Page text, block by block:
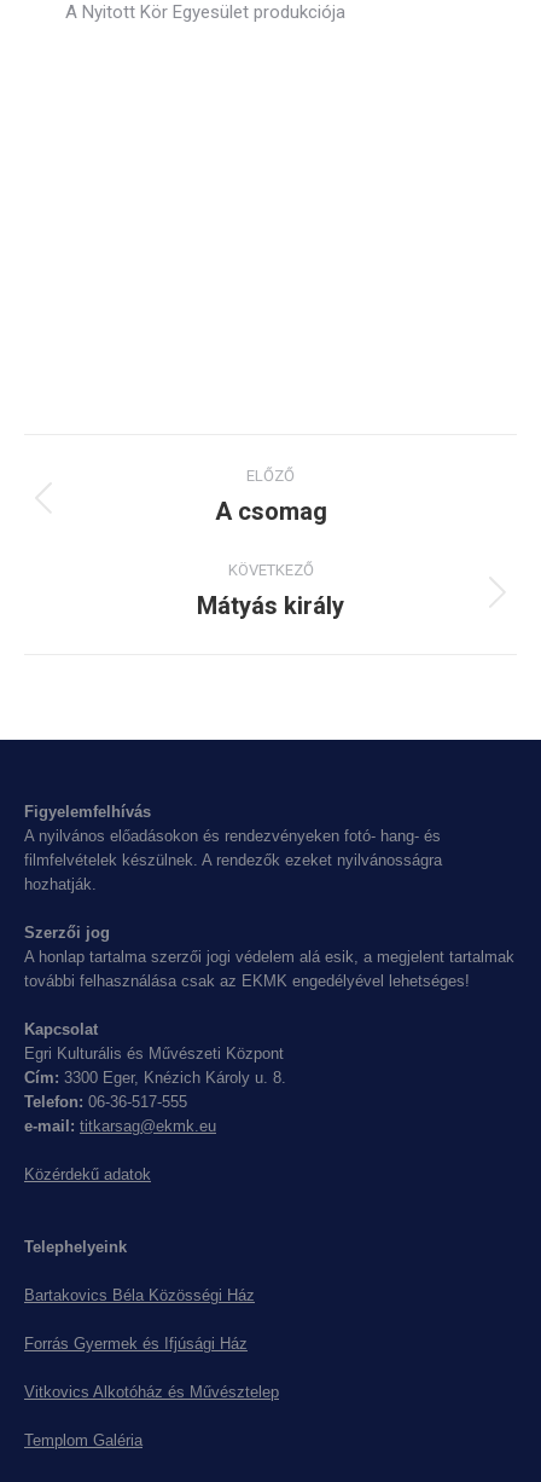
A Nyitott Kör Egyesület produkciója
navigation
ELŐZŐ
Previous
A csomag
KÖVETKEZŐ
Next
Mátyás király
Figyelemfelhívás
A nyilvános előadásokon és rendezvényeken fotó- hang- és
filmfelvételek készülnek. A rendezők ezeket nyilvánosságra
hozhatják.
Szerzői jog
A honlap tartalma szerzői jogi védelem alá esik, a megjelent tartalmak
további felhasználása csak az EKMK engedélyével lehetséges!
Kapcsolat
Egri Kulturális és Művészeti Központ
Cím: 3300 Eger, Knézich Károly u. 8.
Telefon: 06-36-517-555
e-mail: titkarsag@ekmk.eu
Közérdekű adatok
Telephelyeink
Bartakovics Béla Közösségi Ház
Forrás Gyermek és Ifjúsági Ház
Vitkovics Alkotóház és Művésztelep
Templom Galéria